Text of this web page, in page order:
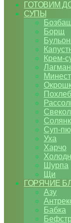
ГОТОВИМ
СУПЫ
Борщ
Крем-
Лагман
Суп-
Уха
Харчо
Шурпа
Щи
ГОРЯЧИЕ
Азу
Бабка